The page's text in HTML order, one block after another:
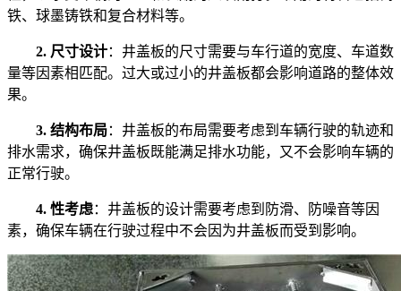
铁、球墨铸铁和复合材料等。
2. 尺寸设计：井盖板的尺寸需要与车行道的宽度、车道数
量等因素相匹配。过大或过小的井盖板都会影响道路的整体效
果。
3. 结构布局：井盖板的布局需要考虑到车辆行驶的轨迹和
排水需求，确保井盖板既能满足排水功能，又不会影响车辆的
正常行驶。
4. 性考虑：井盖板的设计需要考虑到防滑、防噪音等因
素，确保车辆在行驶过程中不会因为井盖板而受到影响。